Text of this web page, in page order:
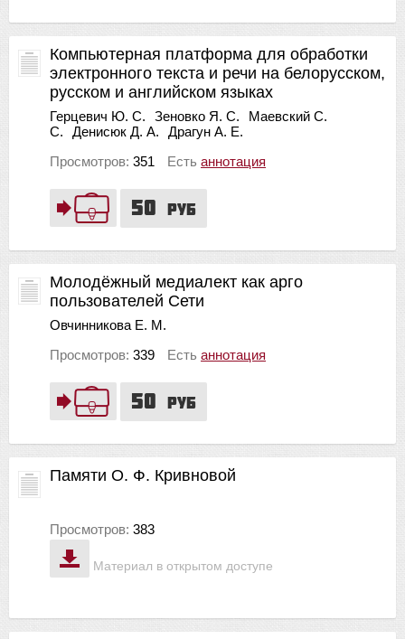
50 руб
Компьютерная платформа для обработки
электронного текста и речи на белорусском,
русском и английском языках
Герцевич Ю. С. Зеновко Я. С.
Маевский С.
С.
Денисюк Д. А.
Драгун А. Е.
Просмотров: 351 Есть аннотация
50 руб
Молодёжный медиалект как арго
пользователей Сети
Овчинникова Е. М.
Просмотров: 339 Есть аннотация
Материал в открытом доступе
Памяти О. Ф. Кривновой
Просмотров: 383